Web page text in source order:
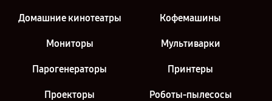
Домашние кинотеатры Кофемашины
Мониторы Мультиварки
Парогенераторы Принтеры
Проекторы Роботы-пылесосы